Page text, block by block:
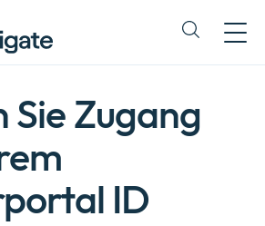
Expand
sub
menu
Sie Zugang
ID